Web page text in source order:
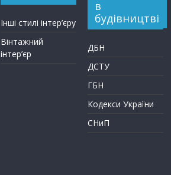
Інші стилі інтер’єру
Вінтажний
інтер’єр
в
будівництві
ДБН
ДСТУ
ГБН
Кодекси України
СНиП